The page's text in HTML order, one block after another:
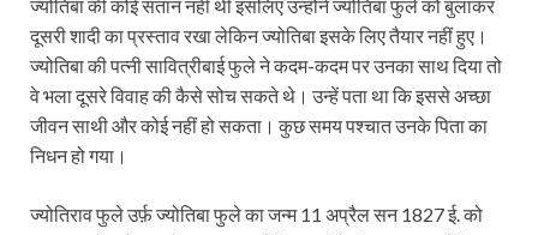
ज्योतिबा की कोई संतान नहीं थी इसलिए उन्होंने ज्योतिबा फुले को बुलाकर
दूसरी शादी का प्रस्ताव रखा लेकिन ज्योतिबा इसके लिए तैयार नहीं हुए।
ज्योतिबा की पत्नी सावित्रीबाई फुले ने कदम-कदम पर उनका साथ दिया तो
वे भला दूसरे विवाह की कैसे सोच सकते थे। उन्हें पता था कि इससे अच्छा
जीवन साथी और कोई नहीं हो सकता। कुछ समय पश्चात उनके पिता का
निधन हो गया।
ज्योतिराव फुले उर्फ़ ज्योतिबा फुले का जन्म 11 अप्रैल सन 1827 ई. को